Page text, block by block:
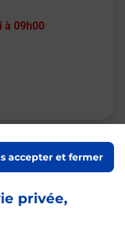
privée,
accepter et fermer
à 09h00